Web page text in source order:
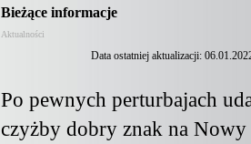
Bieżące informacje
Aktualności
Data ostatniej aktualizacji:
Po pewnych perturbajach
czyżby dobry znak na Nowy